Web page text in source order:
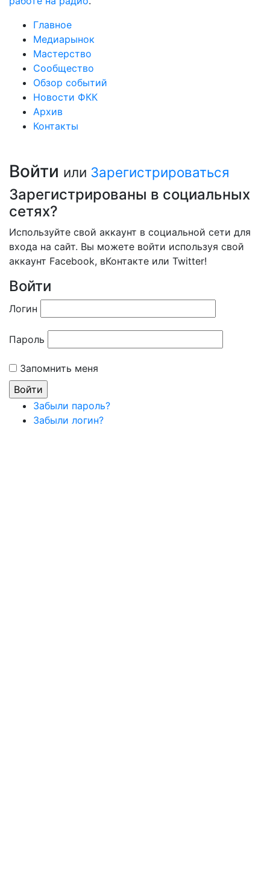
Главное
Медиарынок
Мастерство
Сообщество
Обзор событий
Новости ФКК
Архив
Контакты
Войти или Зарегистрироваться
Зарегистрированы в социальных
сетях?
Используйте свой аккаунт в социальной сети для
входа на сайт. Вы можете войти используя свой
аккаунт Facebook, вКонтакте или Twitter!
Войти
Логин
Пароль
Запомнить меня
Забыли пароль?
Забыли логин?